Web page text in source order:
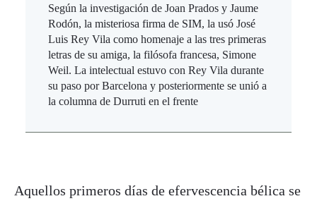
Según la investigación de Joan Prados y Jaume
Rodón, la misteriosa firma de SIM, la usó José
Luis Rey Vila como homenaje a las tres primeras
letras de su amiga, la filósofa francesa, Simone
Weil. La intelectual estuvo con Rey Vila durante
su paso por Barcelona y posteriormente se unió a
la columna de Durruti en el frente
Aquellos primeros días de efervescencia bélica se